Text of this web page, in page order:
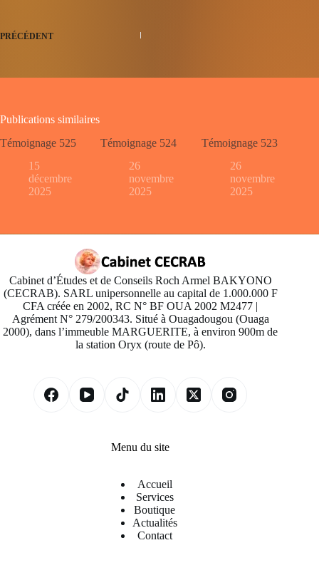
PRÉCÉDENT
Publications similaires
Témoignage 525
15
décembre
2025
Témoignage 524
26
novembre
2025
Témoignage 523
26
novembre
2025
Cabinet d’Études et de Conseils Roch Armel BAKYONO
(CECRAB). SARL unipersonnelle au capital de 1.000.000 F
CFA créée en 2002, RC N° BF OUA 2002 M2477 |
Agrément N° 279/200343. Situé à Ouagadougou (Ouaga
2000), dans l’immeuble MARGUERITE, à environ 900m de
la station Oryx (route de Pô).
Menu du site
Accueil
Services
Boutique
Actualités
Contact